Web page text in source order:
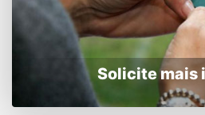
Solicite mais